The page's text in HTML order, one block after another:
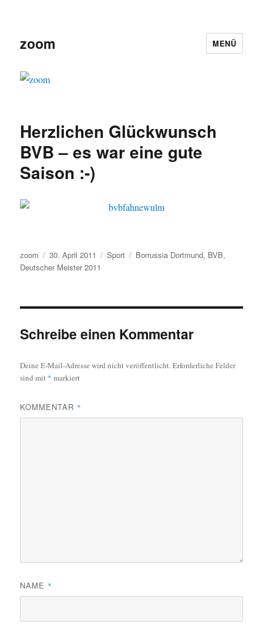
zoom MENÜ
Herzlichen Glückwunsch
BVB – es war eine gute
Saison :-)
Autor
zoom
Veröffentlicht
am
30. April 2011 Kategorien
Sport Schlagwörter
Borrussia Dortmund, BVB,
Deutscher Meister 2011
Schreibe einen Kommentar
Deine E-Mail-Adresse wird nicht veröffentlicht.Erforderliche Felder
sind mit * markiert
KOMMENTAR *
NAME *